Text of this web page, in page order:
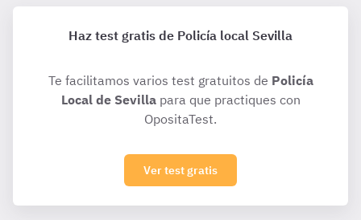
Haz test gratis de Policía local Sevilla
Te facilitamos varios test gratuitos de Policía
Local de Sevillapara que practiques con
OpositaTest.
Ver test gratis